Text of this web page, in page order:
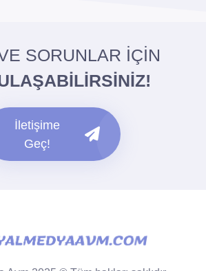
SORUNLAR İÇİN
İletişime
Geç!